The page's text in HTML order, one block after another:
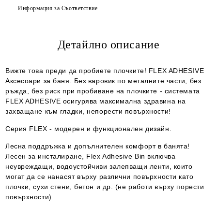
Информация за Съответствие
Детайлно описание
Вижте това преди да пробиете плочките! FLEX ADHESIVE
Аксесоари за баня. Без варовик по металните части, без
ръжда, без риск при пробиване на плочките - системата
FLEX ADHESIVE осигурява максимална здравина на
захващане към гладки, непорести повърхности!
Серия FLEX - модерен и функционален дизайн.
Лесна поддръжка и допълнителен комфорт в банята!
Лесен за инсталиране, Flex Adhesive Bin включва
неувреждащи, водоустойчиви залепващи ленти, които
могат да се нанасят върху различни повърхности като
плочки, сухи стени, бетон и др. (не работи върху порести
повърхности).